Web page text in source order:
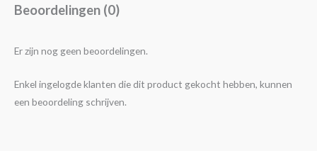
Beoordelingen (0)
Er zijn nog geen beoordelingen.
Enkel ingelogde klanten die dit product gekocht hebben, kunnen
een beoordeling schrijven.